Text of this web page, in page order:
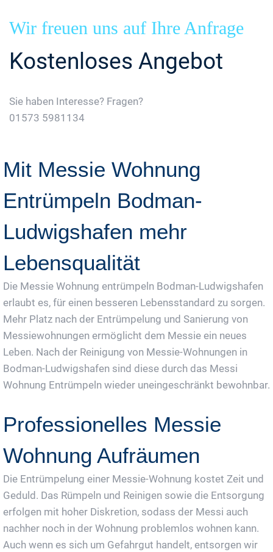
Wir freuen uns auf Ihre Anfrage
Kostenloses Angebot
Sie haben Interesse? Fragen?
01573 5981134
Mit Messie Wohnung
Entrümpeln Bodman-
Ludwigshafen mehr
Lebensqualität
Die Messie Wohnung entrümpeln Bodman-Ludwigshafen
erlaubt es, für einen besseren Lebensstandard zu sorgen.
Mehr Platz nach der Entrümpelung und Sanierung von
Messiewohnungen ermöglicht dem Messie ein neues
Leben. Nach der Reinigung von Messie-Wohnungen in
Bodman-Ludwigshafen sind diese durch das Messi
Wohnung Entrümpeln wieder uneingeschränkt bewohnbar.
Professionelles Messie
Wohnung Aufräumen
Die Entrümpelung einer Messie-Wohnung kostet Zeit und
Geduld. Das Rümpeln und Reinigen sowie die Entsorgung
erfolgen mit hoher Diskretion, sodass der Messi auch
nachher noch in der Wohnung problemlos wohnen kann.
Auch wenn es sich um Gefahrgut handelt, entsorgen wir